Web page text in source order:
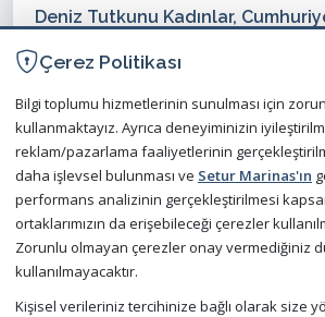
Deniz Tutkunu Kadınlar,
Yeni ufuklara yelken aç!
Çerez Politikası
Bilgi toplumu hizmetlerinin sunulması için
kullanmaktayız. Ayrıca deneyiminizin
reklam/pazarlama faaliyetlerinin
daha işlevsel bulunması ve Setur Marinas'ın
performans analizinin gerçekleştirilmesi
ortaklarımızın da erişebileceği çerezler
Zorunlu olmayan çerezler onay vermediğiniz
kullanılmayacaktır.
Kişisel verileriniz tercihinize bağlı olarak size